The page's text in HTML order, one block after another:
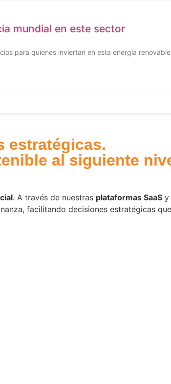
mundial en este sector
para quienes inviertan en esta energía
estratégicas.
al siguiente
. A través de nuestras plataformas SaaS y
facilitando decisiones estratégicas